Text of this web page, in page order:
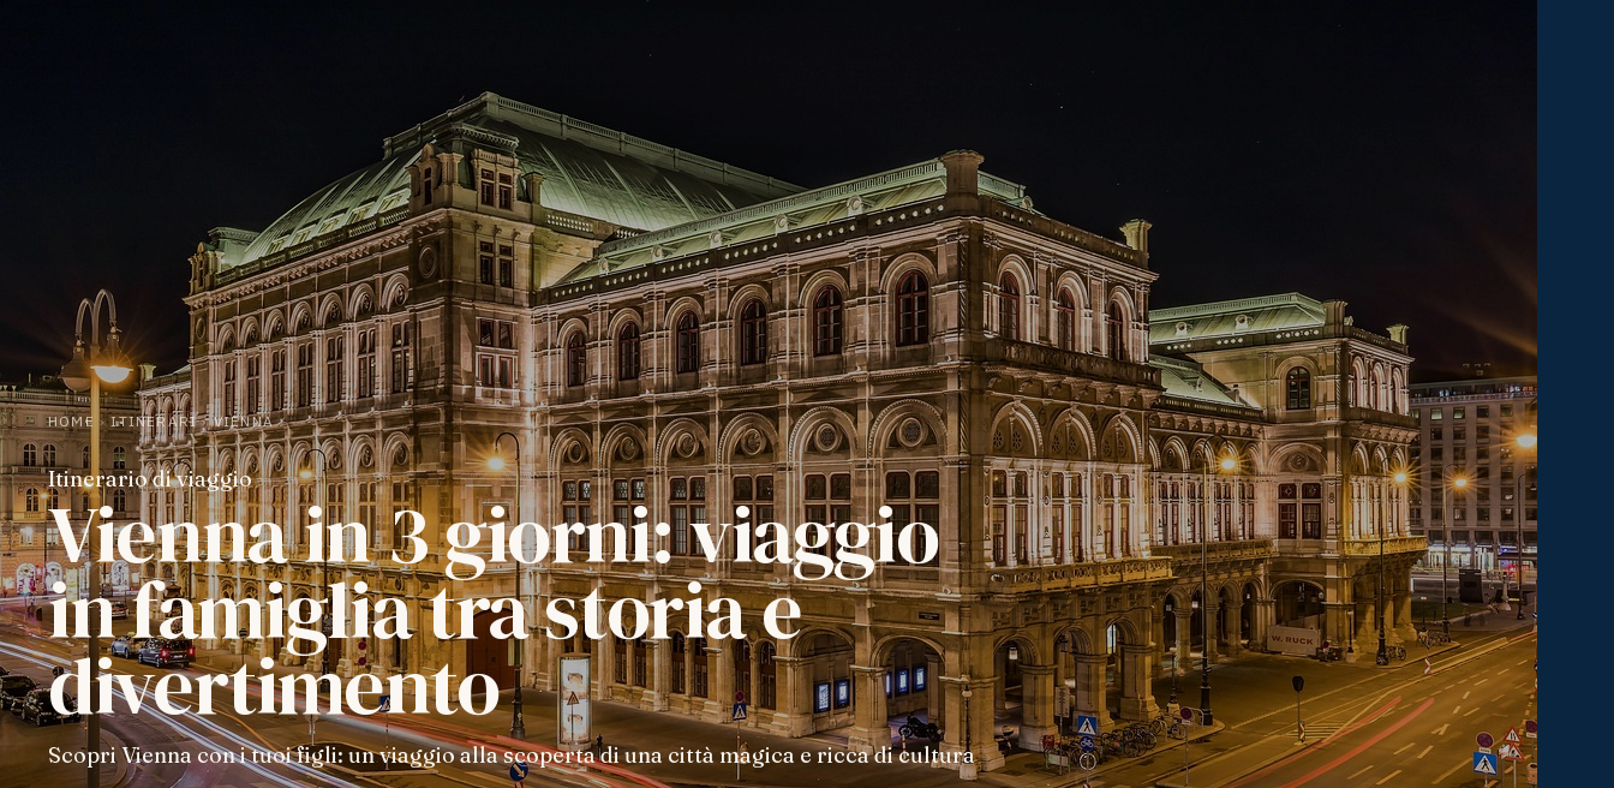
HOME › ITINERARI › VIENNA
Itinerario di viaggio
Vienna in 3 giorni: viaggio
in famiglia tra storia e
divertimento
Scopri Vienna con i tuoi figli: un viaggio alla scoperta di una città magica e ricca di cultura